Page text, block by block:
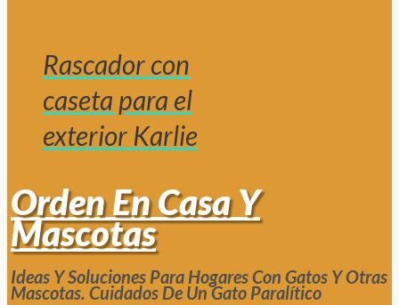
Rascador con
caseta para el
exterior Karlie
Orden En Casa Y
Mascotas
Ideas Y Soluciones Para Hogares Con Gatos Y Otras
Mascotas. Cuidados De Un Gato Paralítico